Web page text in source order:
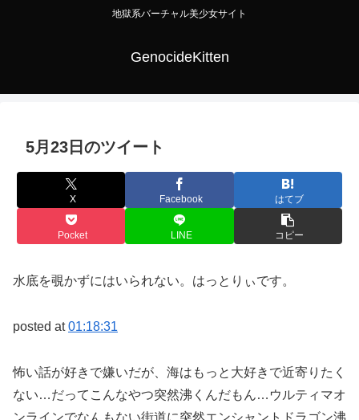
地獄系バーチャル美少女サイト
GenocideKitten
5月23日のツイート
X Facebook はてブ
Pocket LINE コピー
水底を覗かずにはいられない。はっとりぃです。
posted at01:18:31
怖い話が好きで嫌いだが、海はもっと大好きで近寄りたく
ない…だってこんなやつ突然沸くんだもん…ウルティマオ
ンラインでなんもない街道に突然エンシャントドラゴン沸